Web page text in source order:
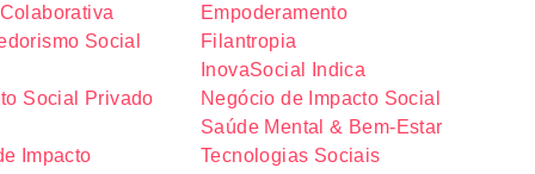
Empoderamento
Social
Filantropia
InovaSocial Indica
Social Privado
Negócio de Impacto Social
Saúde Mental & Bem-Estar
Impacto
Tecnologias Sociais